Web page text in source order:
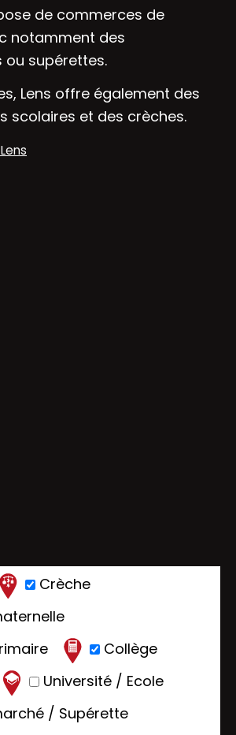
de commerces de
notamment des
ou supérettes.
Lens offre également des
scolaires et des crèches.
Crèche
Collège
Université / Ecole
/ Supérette